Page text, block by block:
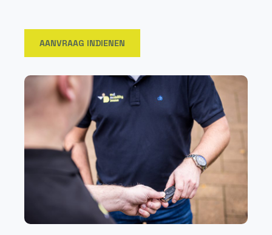
AANVRAAG INDIENEN